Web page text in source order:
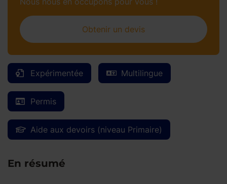
Expérimentée Multilingue
Permis
Aide aux devoirs (niveau Primaire)
En résumé
Obtenir un devis